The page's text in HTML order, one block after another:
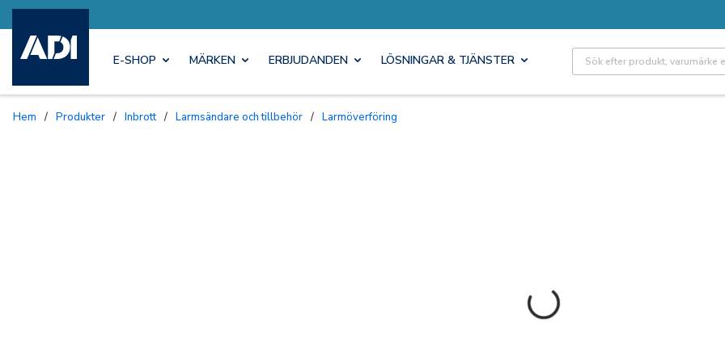
E-SHOP MÄRKEN ERBJUDANDEN LÖSNINGAR & TJÄNSTER Site Search
Hem / Produkter / Inbrott / Larmsändare och tillbehör / Larmöverföring